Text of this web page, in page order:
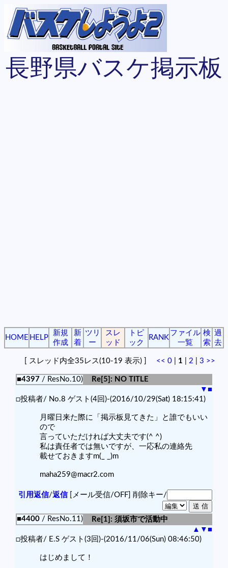
長野県バスケ掲示板
HOME HELP
新規
作成
新
着
ツリ
ー
スレ
ッド
トピ
ック
RANK
ファイル
一覧
検
索
過
去
[ スレッド内全35レス(10-19 表示) ] << 0 1 2 3 >>
■4397 / ResNo.10)
Re[5]: NO TITLE
▼ ■
□投稿者/ No.8 ゲスト(4回)-(2016/10/29(Sat) 18:15:41)
月曜日来た際に「掲示板見てきた」と誰でもいい
ので
言っていただければ大丈夫です(^ ^)
私は責任者では無いですが、一応私の連絡先
載せておきますm(_ _)m
maha259@macr2.com
引用返信/返信[メール受信/OFF] 削除キー/
■4400 / ResNo.11)
Re[1]: 須坂市で活動中
▲ ▼ ■
□投稿者/ E.S ゲスト(3回)-(2016/11/06(Sun) 08:46:50)
はじめまして！